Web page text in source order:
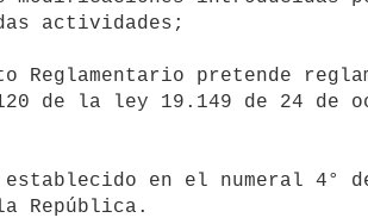
actividades;
Reglamentario pretende
de la ley 19.149 de 24 de
establecido en el numeral 4°
República.